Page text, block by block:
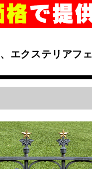
エクステリアフェ